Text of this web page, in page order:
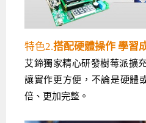
特色2.搭配硬體操作 學習
艾鍗獨家精心研發樹莓派擴
讓實作更方便，不論是硬體
倍、更加完整。